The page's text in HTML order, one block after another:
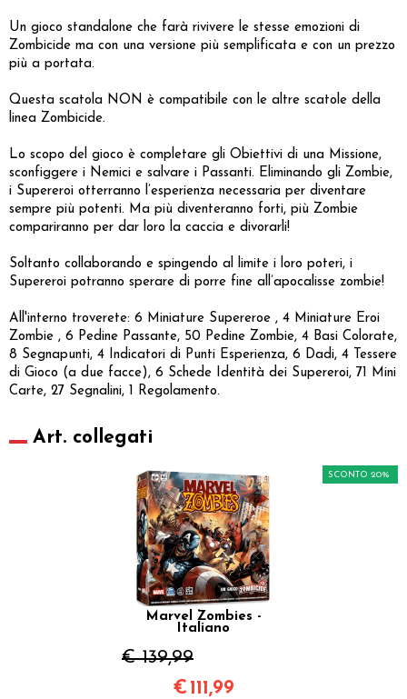
Un gioco standalone che farà rivivere le stesse emozioni di
Zombicide ma con una versione più semplificata e con un prezzo
più a portata.
Questa scatola NON è compatibile con le altre scatole della
linea Zombicide.
Lo scopo del gioco è completare gli Obiettivi di una Missione,
sconfiggere i Nemici e salvare i Passanti. Eliminando gli Zombie,
i Supereroi otterranno l’esperienza necessaria per diventare
sempre più potenti. Ma più diventeranno forti, più Zombie
compariranno per dar loro la caccia e divorarli!
Soltanto collaborando e spingendo al limite i loro poteri, i
Supereroi potranno sperare di porre fine all’apocalisse zombie!
All'interno troverete: 6 Miniature Supereroe , 4 Miniature Eroi
Zombie , 6 Pedine Passante, 50 Pedine Zombie, 4 Basi Colorate,
8 Segnapunti, 4 Indicatori di Punti Esperienza, 6 Dadi, 4 Tessere
di Gioco (a due facce), 6 Schede Identità dei Supereroi, 71 Mini
Carte, 27 Segnalini, 1 Regolamento.
Art. collegati
Marvel Zombies -
Italiano
€ 139,99
SCONTO 20%
€ 111,99